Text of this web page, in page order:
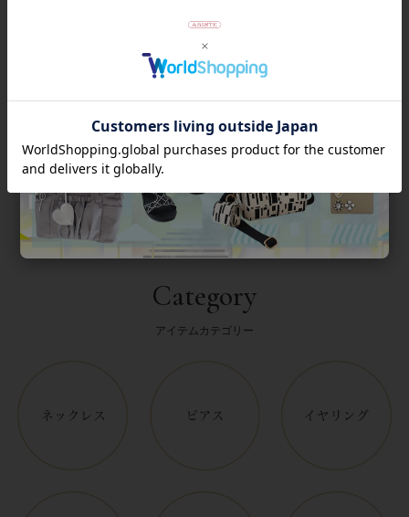
返品について
Category
アイテムカテゴリー